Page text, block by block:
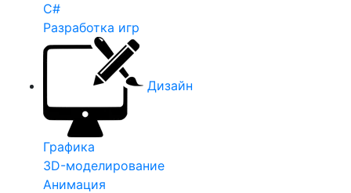
C#
Разработка игр
Дизайн
Графика
3D-моделирование
Анимация